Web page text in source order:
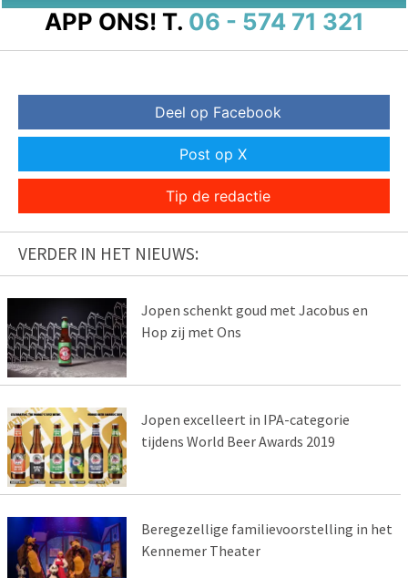
APP ONS! T. 06 - 574 71 321
Deel op Facebook
Post op X
Tip de redactie
VERDER IN HET NIEUWS:
Jopen schenkt goud met Jacobus en
Hop zij met Ons
Jopen excelleert in IPA-categorie
tijdens World Beer Awards 2019
Beregezellige familievoorstelling in het
Kennemer Theater